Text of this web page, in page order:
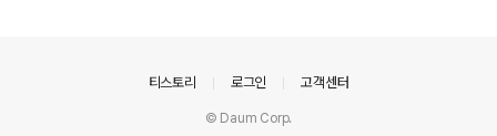
티스토리 로그인 고객센터
© Daum Corp.